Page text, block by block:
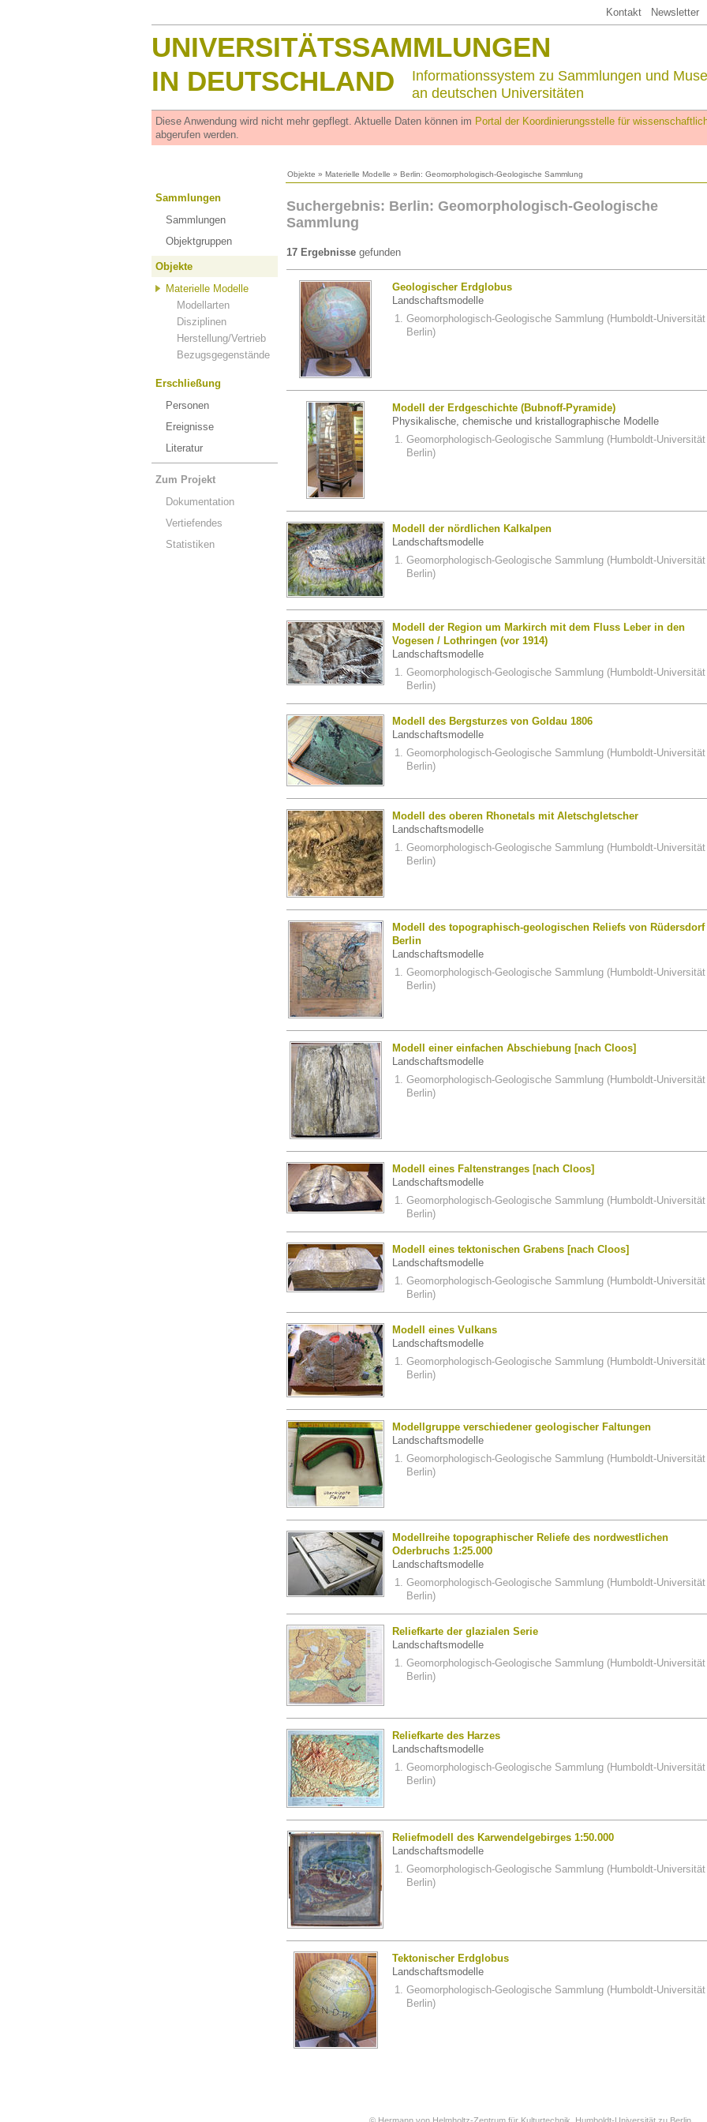
Kontakt Newsletter
UNIVERSITÄTSSAMMLUNGEN
IN DEUTSCHLAND
Informationssystem zu Sammlungen und
an deutschen Universitäten
Diese Anwendung wird nicht mehr gepflegt. Aktuelle Daten können im Portal der Koordinierungsstelle für
abgerufen werden.
Objekte » Materielle Modelle » Berlin: Geomorphologisch-Geologische Sammlung
Sammlungen
Sammlungen
Objektgruppen
Objekte
Materielle Modelle
Modellarten
Disziplinen
Herstellung/Vertrieb
Bezugsgegenstände
Erschließung
Personen
Ereignisse
Literatur
Zum Projekt
Dokumentation
Vertiefendes
Statistiken
Suchergebnis: Berlin: Geomorphologisch-Geologische
Sammlung
17 Ergebnisse gefunden
Geologischer Erdglobus
Landschaftsmodelle
Geomorphologisch-Geologische Sammlung (Humboldt-
Berlin)
Modell der Erdgeschichte (Bubnoff-Pyramide)
Physikalische, chemische und kristallographische Modelle
Geomorphologisch-Geologische Sammlung (Humboldt-
Berlin)
Modell der nördlichen Kalkalpen
Landschaftsmodelle
Geomorphologisch-Geologische Sammlung (Humboldt-
Berlin)
Modell der Region um Markirch mit dem Fluss Leber in den
Vogesen / Lothringen (vor 1914)
Landschaftsmodelle
Geomorphologisch-Geologische Sammlung (Humboldt-
Berlin)
Modell des Bergsturzes von Goldau 1806
Landschaftsmodelle
Geomorphologisch-Geologische Sammlung (Humboldt-
Berlin)
Modell des oberen Rhonetals mit Aletschgletscher
Landschaftsmodelle
Geomorphologisch-Geologische Sammlung (Humboldt-
Berlin)
Modell des topographisch-geologischen Reliefs von Rüdersdorf
Berlin
Landschaftsmodelle
Geomorphologisch-Geologische Sammlung (Humboldt-
Berlin)
Modell einer einfachen Abschiebung [nach Cloos]
Landschaftsmodelle
Geomorphologisch-Geologische Sammlung (Humboldt-
Berlin)
Modell eines Faltenstranges [nach Cloos]
Landschaftsmodelle
Geomorphologisch-Geologische Sammlung (Humboldt-
Berlin)
Modell eines tektonischen Grabens [nach Cloos]
Landschaftsmodelle
Geomorphologisch-Geologische Sammlung (Humboldt-
Berlin)
Modell eines Vulkans
Landschaftsmodelle
Geomorphologisch-Geologische Sammlung (Humboldt-
Berlin)
Modellgruppe verschiedener geologischer Faltungen
Landschaftsmodelle
Geomorphologisch-Geologische Sammlung (Humboldt-
Berlin)
Modellreihe topographischer Reliefe des nordwestlichen
Oderbruchs 1:25.000
Landschaftsmodelle
Geomorphologisch-Geologische Sammlung (Humboldt-
Berlin)
Reliefkarte der glazialen Serie
Landschaftsmodelle
Geomorphologisch-Geologische Sammlung (Humboldt-
Berlin)
Reliefkarte des Harzes
Landschaftsmodelle
Geomorphologisch-Geologische Sammlung (Humboldt-
Berlin)
Reliefmodell des Karwendelgebirges 1:50.000
Landschaftsmodelle
Geomorphologisch-Geologische Sammlung (Humboldt-
Berlin)
Tektonischer Erdglobus
Landschaftsmodelle
Geomorphologisch-Geologische Sammlung (Humboldt-
Berlin)